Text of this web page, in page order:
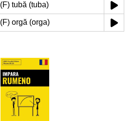
(F) tubă (tuba)
(F) orgă (orga)